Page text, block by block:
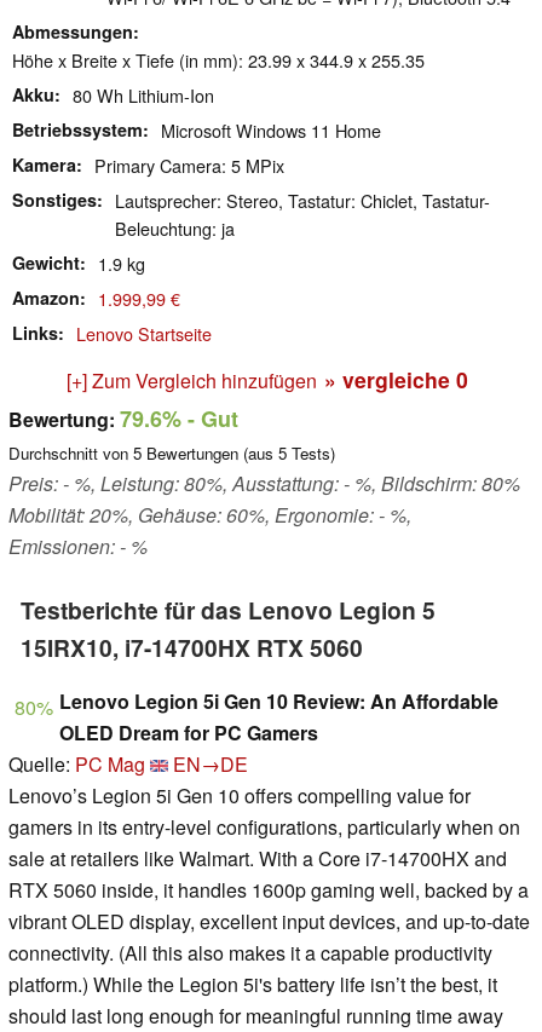
Abmessungen
Höhe x Breite x Tiefe (in mm): 23.99 x 344.9 x 255.35
Akku 80 Wh Lithium-Ion
Betriebssystem Microsoft Windows 11 Home
Kamera Primary Camera: 5 MPix
Sonstiges
Lautsprecher: Stereo, Tastatur: Chiclet, Tastatur-
Beleuchtung: ja
Gewicht 1.9 kg
Amazon 1.999,99 €
Links Lenovo Startseite
[+] Zum Vergleich hinzufügen » vergleiche 0
Bewertung: 79.6%- Gut
Durchschnitt von 5 Bewertungen (aus 5 Tests)
Preis: - %, Leistung: 80%, Ausstattung: - %, Bildschirm: 80%
Mobilität: 20%, Gehäuse: 60%, Ergonomie: - %,
Emissionen: - %
Testberichte für das Lenovo Legion 5
15IRX10, i7-14700HX RTX 5060
80% Lenovo Legion 5i Gen 10 Review: An Affordable
OLED Dream for PC Gamers
Quelle: PC Mag
EN→DE
Lenovo’s Legion 5i Gen 10 offers compelling value for
gamers in its entry-level configurations, particularly when on
sale at retailers like Walmart. With a Core i7-14700HX and
RTX 5060 inside, it handles 1600p gaming well, backed by a
vibrant OLED display, excellent input devices, and up-to-date
connectivity. (All this also makes it a capable productivity
platform.) While the Legion 5i's battery life isn’t the best, it
should last long enough for meaningful running time away